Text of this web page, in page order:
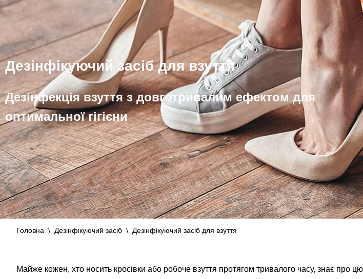
Дезінфікуючий засіб для взуття
Дезінфекція взуття з довготривалим ефектом для
оптимальної гігієни
Головна \ Дезінфікуючий засіб \ Дезінфікуючий засіб для взуття
Майже кожен, хто носить кросівки або робоче взуття протягом тривалого часу, знає